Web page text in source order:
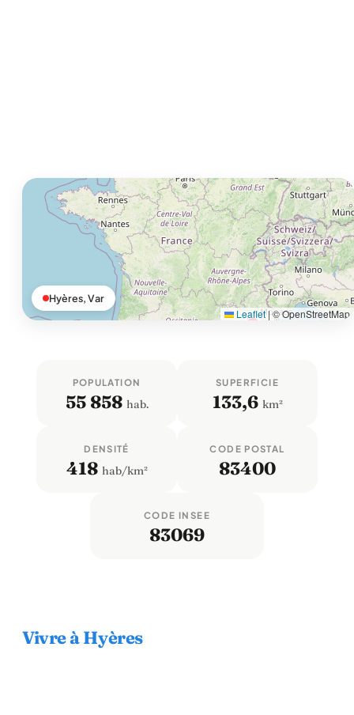
Leaflet |© OpenStreetMap
Hyères, Var
POPULATION
55 858 hab.
SUPERFICIE
133,6 km²
DENSITÉ
418 hab/km²
CODE POSTAL
83400
CODE INSEE
83069
Vivre à Hyères